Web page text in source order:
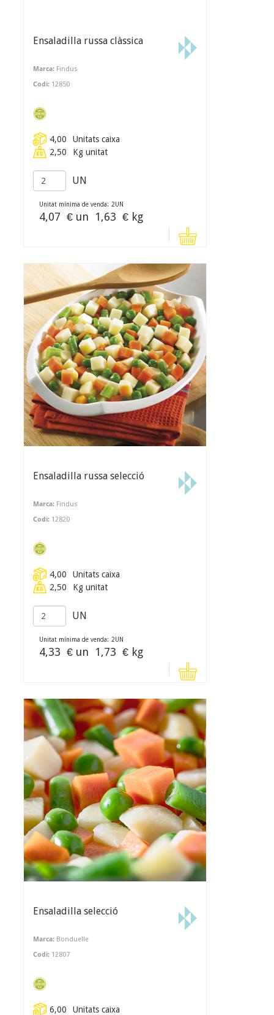
Ensaladilla russa clàssica
Marca: Findus
Codi: 12850
4,00
Unitats caixa
2,50
Kg unitat
UN
Unitat mínima de venda: 2UN
4,07 € un 1,63 € kg
Ensaladilla russa selecció
Marca: Findus
Codi: 12820
4,00
Unitats caixa
2,50
Kg unitat
UN
Unitat mínima de venda: 2UN
4,33 € un 1,73 € kg
Ensaladilla selecció
Marca: Bonduelle
Codi: 12807
6,00
Unitats caixa